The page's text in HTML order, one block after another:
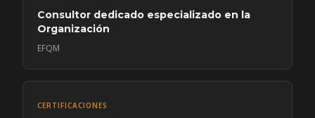
Consultor dedicado especializado en la
Organización
EFQM
CERTIFICACIONES